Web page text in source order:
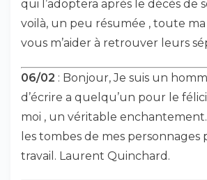
qui l’adoptera après le décès de
voilà, un peu résumée , toute
vous m’aider à retrouver leurs
06/02 : Bonjour, Je suis un
d’écrire a quelqu’un pour le
moi , un véritable
les tombes de mes
travail. Laurent Quinchard.